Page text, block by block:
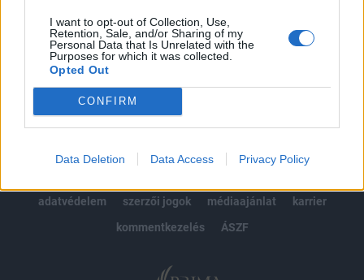
I want to opt-out of Collection, Use,
Retention, Sale, and/or Sharing of my
Personal Data that Is Unrelated with the
Purposes for which it was collected.
Opted Out
CONFIRM
Data Deletion Data Access Privacy Policy
MÁR ELŐFIZETŐNK VAGY?BEJELENTKEZÉS
adatvédelem
szerzői jogok médiaajánlat
karrier
kommentkezelés
ÁSZF